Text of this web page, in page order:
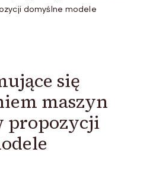
domyślne modele
się
maszyn
propozycji